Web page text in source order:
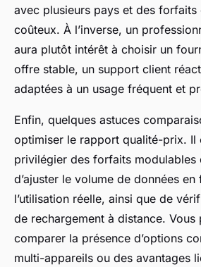
avec plusieurs pays et des forfaits
coûteux. À l’inverse, un
aura plutôt intérêt à choisir un
offre stable, un support client
adaptées à un usage fréquent et
Enfin, quelques astuces
optimiser le rapport qualité-prix. Il
privilégier des forfaits modulables
d’ajuster le volume de données
l’utilisation réelle, ainsi que de
de rechargement à distance. Vous
comparer la présence d’options
multi-appareils ou des avantages